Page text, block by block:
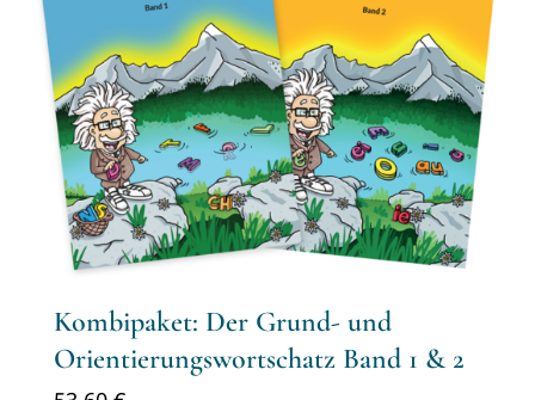
Kombipaket: Der Grund- und
Orientierungswortschatz Band 1 & 2